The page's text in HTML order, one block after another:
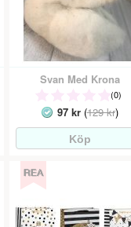
Svan Med Krona
(0)
97 kr(129 kr)